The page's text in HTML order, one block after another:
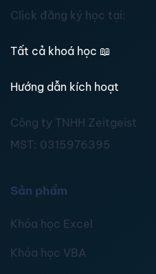
Click đăng ký học tại:
Tất cả khoá học 📖
Hướng dẫn kích hoạt
Công ty TNHH Zeitgeist
MST: 0315976395
Sản phẩm
Khóa học Excel
Khóa học VBA